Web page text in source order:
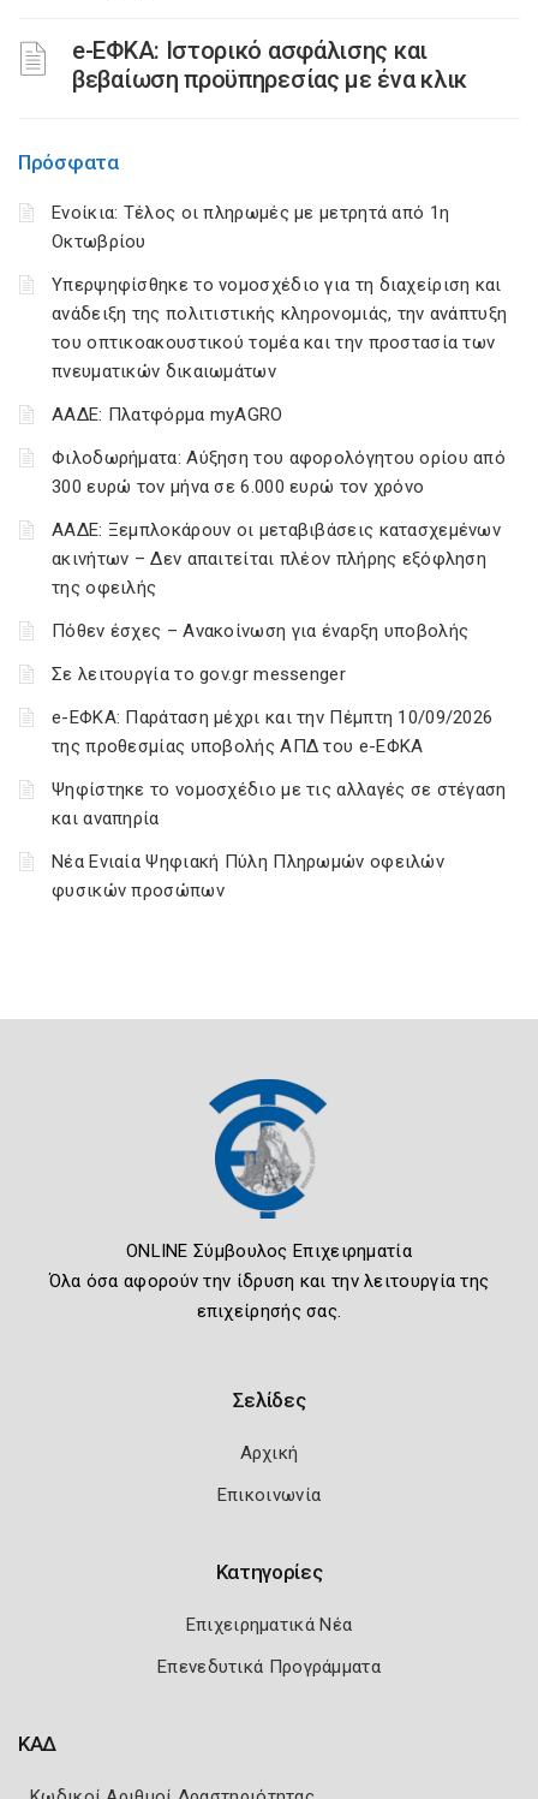
e-ΕΦΚΑ: Ιστορικό ασφάλισης και
βεβαίωση προϋπηρεσίας με ένα κλικ
Πρόσφατα
Ενοίκια: Τέλος οι πληρωμές με μετρητά από 1η
Οκτωβρίου
Υπερψηφίσθηκε το νομοσχέδιο για τη διαχείριση και
ανάδειξη της πολιτιστικής κληρονομιάς, την ανάπτυξη
του οπτικοακουστικού τομέα και την προστασία των
πνευματικών δικαιωμάτων
ΑΑΔΕ: Πλατφόρμα myAGRO
Φιλοδωρήματα: Αύξηση του αφορολόγητου ορίου από
300 ευρώ τον μήνα σε 6.000 ευρώ τον χρόνο
ΑΑΔΕ: Ξεμπλοκάρουν οι μεταβιβάσεις κατασχεμένων
ακινήτων – Δεν απαιτείται πλέον πλήρης εξόφληση
της οφειλής
Πόθεν έσχες – Ανακοίνωση για έναρξη υποβολής
Σε λειτουργία το gov.gr messenger
e-ΕΦΚΑ: Παράταση μέχρι και την Πέμπτη 10/09/2026
της προθεσμίας υποβολής ΑΠΔ του e-ΕΦΚΑ
Ψηφίστηκε το νομοσχέδιο με τις αλλαγές σε στέγαση
και αναπηρία
Νέα Ενιαία Ψηφιακή Πύλη Πληρωμών οφειλών
φυσικών προσώπων
ONLINE Σύμβουλος Επιχειρηματία
Όλα όσα αφορούν την ίδρυση και την λειτουργία της
επιχείρησής σας.
Σελίδες
Αρχική
Επικοινωνία
Κατηγορίες
Επιχειρηματικά Νέα
Επενεδυτικά Προγράμματα
ΚΑΔ